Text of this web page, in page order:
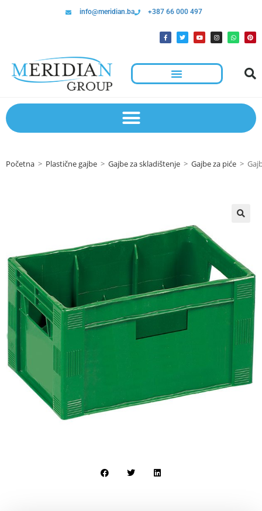
info@meridian.ba +387 66 000 497
Početna > Plastične gajbe > Gajbe za skladištenje > Gajbe za piće >